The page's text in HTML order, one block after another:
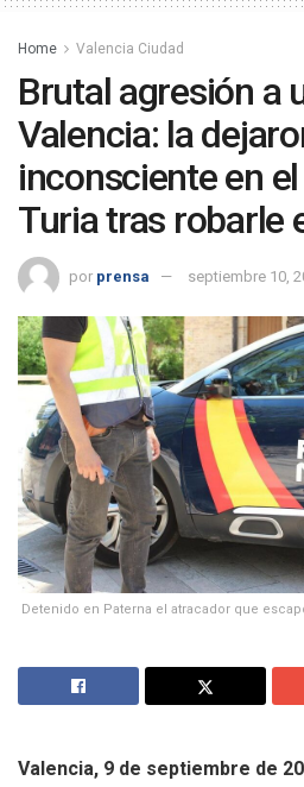
Home Valencia Ciudad
Brutal agresión a
Valencia: la
inconsciente en
Turia tras robarle
por prensa septiembre 10,
Detenido en Paterna el atracador que
Valencia, 9 de septiembre de